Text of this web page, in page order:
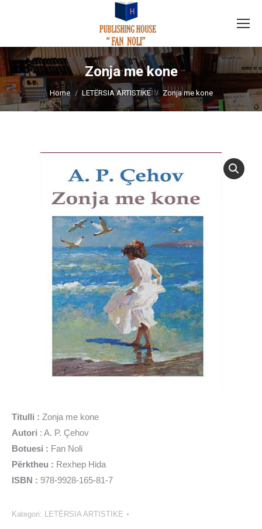
Zonja me kone
You are here:
Home LETËRSIA ARTISTIKE Zonja me kone
Titulli : Zonja me kone
Autori : A. P. Çehov
Botuesi : Fan Noli
Përktheu : Rexhep Hida
ISBN : 978-9928-165-81-7
Kategori: LETËRSIA ARTISTIKE